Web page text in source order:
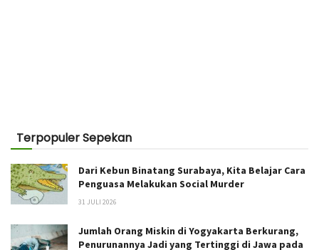
Terpopuler Sepekan
Dari Kebun Binatang Surabaya, Kita Belajar Cara
Penguasa Melakukan Social Murder
31 JULI 2026
Jumlah Orang Miskin di Yogyakarta Berkurang,
Penurunannya Jadi yang Tertinggi di Jawa pada